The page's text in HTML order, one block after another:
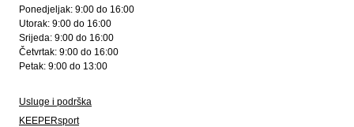
Ponedjeljak: 9:00 do 16:00
Utorak: 9:00 do 16:00
Srijeda: 9:00 do 16:00
Četvrtak: 9:00 do 16:00
Petak: 9:00 do 13:00
Usluge i podrška
KEEPERsport